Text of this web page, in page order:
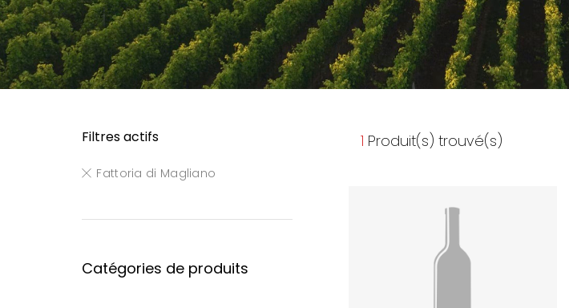
1 Produit(s) trouvé(s)
Filtres actifs
Fattoria di Magliano
Catégories de produits